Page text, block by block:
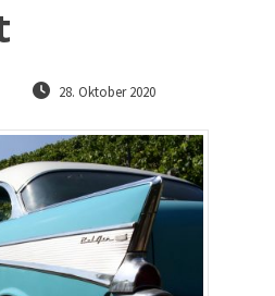
28. Oktober 2020